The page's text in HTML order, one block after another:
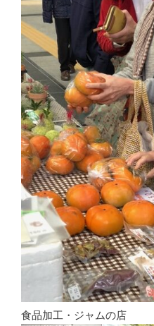
食品加工・ジャムの店